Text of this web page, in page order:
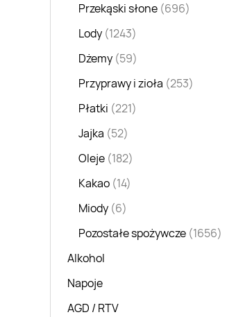
Przekąski słone (696)
Lody (1243)
Dżemy (59)
Przyprawy i zioła (253)
Płatki (221)
Jajka (52)
Oleje (182)
Kakao (14)
Miody (6)
Pozostałe spożywcze (1656)
Alkohol
Napoje
AGD / RTV